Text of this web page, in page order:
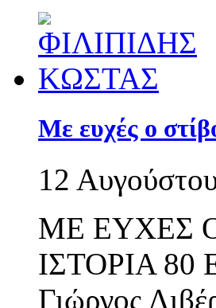
Με ευχές ο
12
ΜΕ ΕΥΧΕΣ
ΙΣΤΟΡΙΑ 80
Γιώργος